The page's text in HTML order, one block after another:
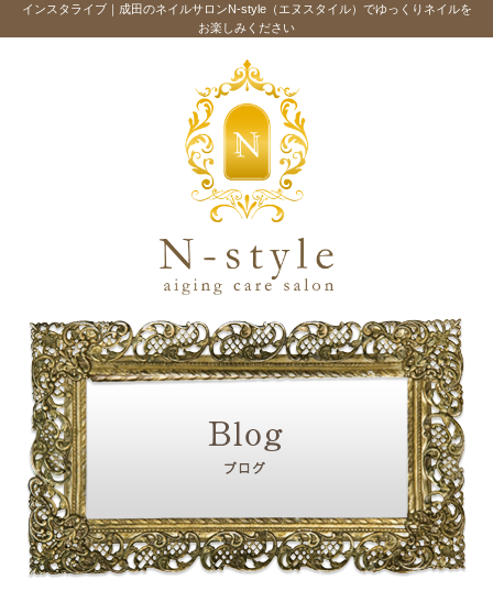
インスタライブ｜成田のネイルサロンN-style（エヌスタイル）でゆっくりネイルを
お楽しみください